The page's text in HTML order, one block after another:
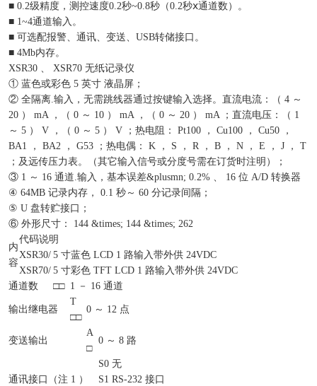
■ 0.2级精度，测控速度0.2秒~0.8秒（0.2秒ⅹ通道数）。
■ 1~4通道输入。
■ 可选配报警、通讯、变送、USB转储接口。
■ 4Mb内存。
XSR30 、 XSR70 无纸记录仪
① 蓝色或彩色 5 英寸 液晶屏；
② 全隔离.输入，无需跳线器通过按键输入选择。直流电流：（ 4 ～
20 ） mA ，（ 0 ～ 10 ） mA ，（ 0 ～ 20 ） mA ；直流电压：（ 1
～ 5 ） V ，（ 0 ～ 5 ） V ；热电阻： Pt100 ， Cu100 ， Cu50 ，
BA1 ， BA2 ， G53 ；热电偶： K ， S ， R ， B ， N ， E ， J ， T
；及远传压力表。（其它输入信号或分度号需在订货时注明）；
③ 1 ～ 16 通道.输入，基本误差&plusmn; 0.2% 、 16 位 A/D 转换器
④ 64MB 记录内存， 0.1 秒～ 60 分记录间隔；
⑤ U 盘转贮接口；
⑥ 外形尺寸： 144 &times; 144 &times; 262
内
容
代码说明
XSR30/ 5 寸蓝色 LCD 1 路输入带外供 24VDC
XSR70/ 5 寸彩色 TFT LCD 1 路输入带外供 24VDC
通道数
□□ 1 － 16 通道
输出继电器
T
□□
0 ～ 12 点
变送输出
A
□
0 ～ 8 路
通讯接口（注 1 ）
S0 无
S1 RS-232 接口